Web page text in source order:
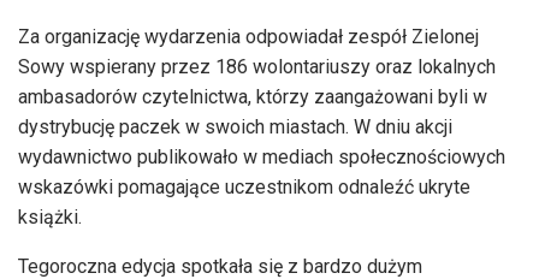
Za organizację wydarzenia odpowiadał zespół Zielonej
Sowy wspierany przez 186 wolontariuszy oraz lokalnych
ambasadorów czytelnictwa, którzy zaangażowani byli w
dystrybucję paczek w swoich miastach. W dniu akcji
wydawnictwo publikowało w mediach społecznościowych
wskazówki pomagające uczestnikom odnaleźć ukryte
książki.
Tegoroczna edycja spotkała się z bardzo dużym